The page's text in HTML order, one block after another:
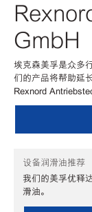
GmbH
埃克森美孚是众多
们的产品将帮助延
Rexnord
设备润滑油推荐
我们的美孚优释
滑油。